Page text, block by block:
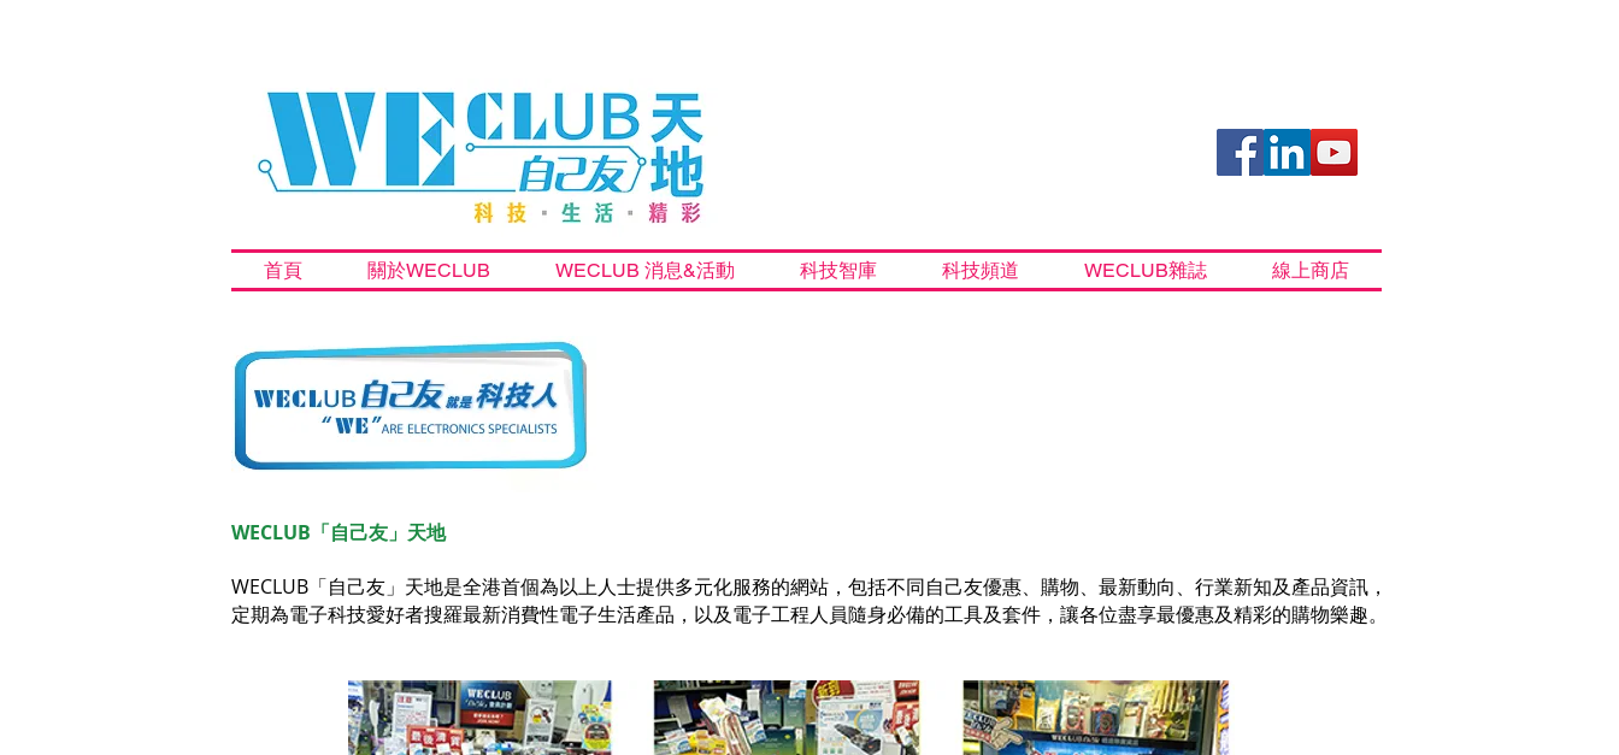
WECLUB「自己友」天地
WECLUB「自己友」天地是全港首個為以上人士提供多元化服務的網站，包括不同自己友優惠、購物、最新動向、行業新知及產品資訊，
定期為電子科技愛好者搜羅最新消費性電子生活產品，以及電子工程人員隨身必備的工具及套件，讓各位盡享最優惠及精彩的購物樂趣。
首頁 關於WECLUB WECLUB 消息&活動 科技智庫 科技頻道 WECLUB雜誌 線上商店